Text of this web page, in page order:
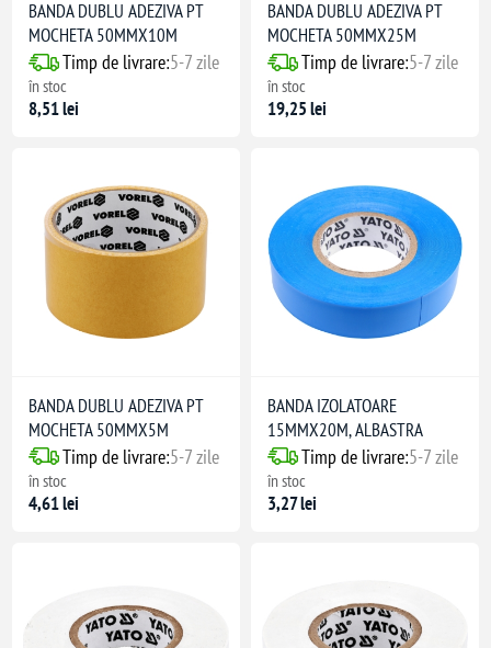
BANDA DUBLU ADEZIVA PT
MOCHETA 50MMX10M
Timp de livrare:5-7 zile
în stoc
8,51 lei
BANDA DUBLU ADEZIVA PT
MOCHETA 50MMX25M
Timp de livrare:5-7 zile
în stoc
19,25 lei
BANDA DUBLU ADEZIVA PT
MOCHETA 50MMX5M
Timp de livrare:5-7 zile
în stoc
4,61 lei
BANDA IZOLATOARE
15MMX20M, ALBASTRA
Timp de livrare:5-7 zile
în stoc
3,27 lei